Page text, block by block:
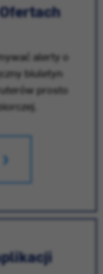
alerty o
biuletyn
prosto